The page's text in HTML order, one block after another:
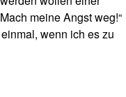
meine Angst weg!“
wenn ich es zu